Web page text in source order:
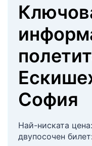
София
Най-ниската цена:
двупосочен билет: